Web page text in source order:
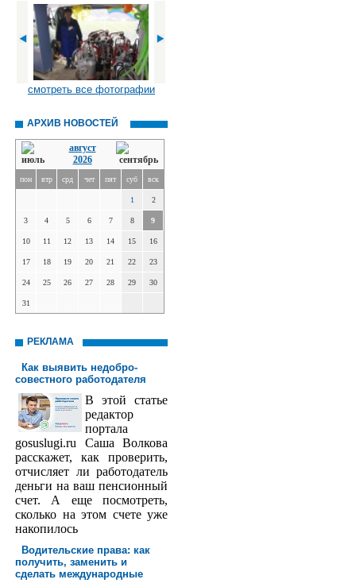
смотреть все фотографии
АРХИВ НОВОСТЕЙ
август
2026
пон втр срд чет пят суб вск
1 2
3 4 5 6 7 8 9
10 11 12 13 14 15 16
17 18 19 20 21 22 23
24 25 26 27 28 29 30
31
РЕКЛАМА
Как выявить недобро­
совестного работодателя
В этой статье
редактор
порта­ла
gosuslugi.ru Саша Волкова
расскажет, как проверить,
отчисляет ли работодатель
деньги на ваш пенсионный
счет. А еще посмотреть,
сколько на этом счете уже
накопилось
Водительские права: как
получить, заменить и
сделать международ­ные